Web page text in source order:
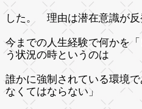
した。 理由は潜在意識が反
今までの人生経験で何かを
う状況の時というのは
誰かに強制されている環境
なくてはならない」